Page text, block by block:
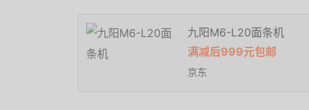
九阳M6-L20面条机
满减后999元包邮
京东